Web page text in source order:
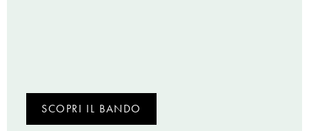
SCOPRI IL BANDO